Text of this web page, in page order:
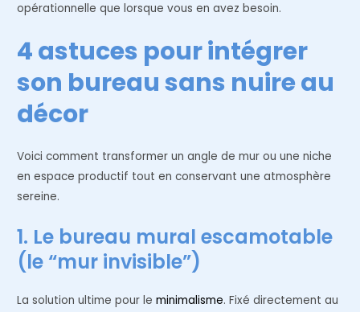
opérationnelle que lorsque vous en avez besoin.
4 astuces pour intégrer
son bureau sans nuire au
décor
Voici comment transformer un angle de mur ou une niche
en espace productif tout en conservant une atmosphère
sereine.
1. Le bureau mural escamotable
(le “mur invisible”)
La solution ultime pour leminimalisme. Fixé directement au